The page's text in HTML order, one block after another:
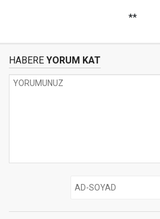
**
HABERE YORUM KAT